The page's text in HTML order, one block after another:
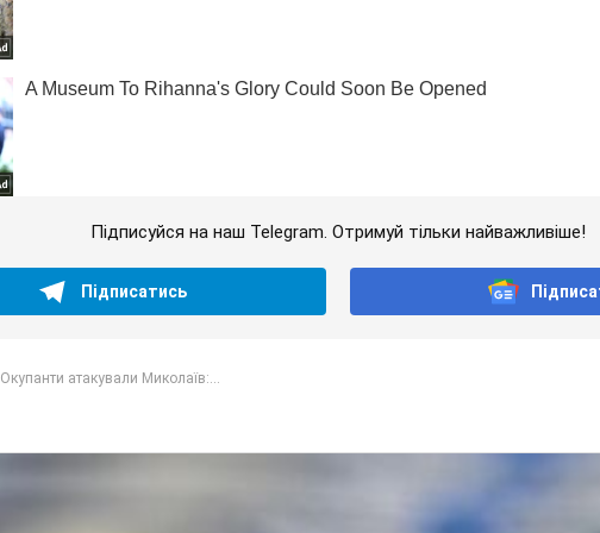
Підписуйся на наш Telegram. Отримуй тільки найважливіше!
Підписатись
Окупанти атакували Миколаїв:...